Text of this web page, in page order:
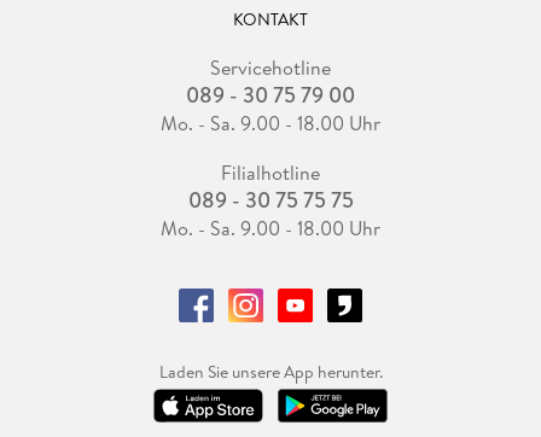
KONTAKT
Servicehotline
089 - 30 75 79 00
Mo. - Sa. 9.00 - 18.00 Uhr
Filialhotline
089 - 30 75 75 75
Mo. - Sa. 9.00 - 18.00 Uhr
Laden Sie unsere App herunter.